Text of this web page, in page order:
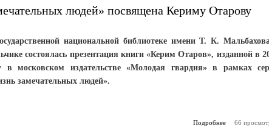
людей» посвящена Кериму Отарову
национальной библиотеке имени Т. К.
состоялась презентация книги «Керим Отаров», изданной в
в московском издательстве «Молодая гвардия» в рамках
замечательных людей».
Подробнее
о Новая
66